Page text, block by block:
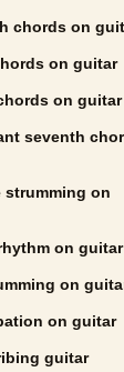
chords on
on guitar
on guitar
seventh
strumming on
on guitar
on
on guitar
guitar